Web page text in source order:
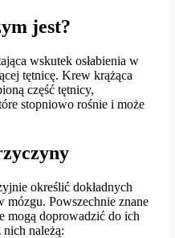
jest?
wskutek osłabienia w
tętnicę. Krew krążąca
część tętnicy,
stopniowo rośnie i może
określić dokładnych
Powszechnie znane
mogą doprowadzić do ich
należą: